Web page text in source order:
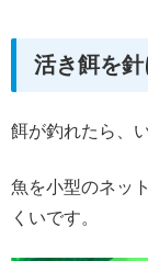
活き餌を針
餌が釣れたら、
魚を小型のネッ
くいです。